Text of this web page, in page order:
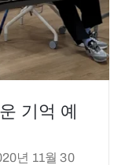
기억 예
년 11월 30